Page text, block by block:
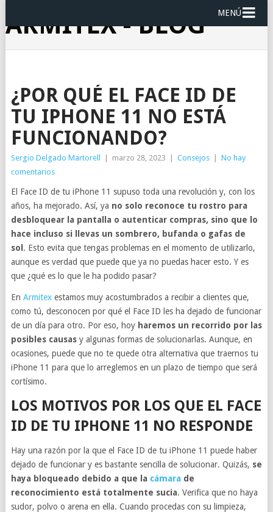
ARMITEX - BLOG MENÚ
¿POR QUÉ EL FACE ID DE
TU IPHONE 11 NO ESTÁ
FUNCIONANDO?
Sergio Delgado Martorell marzo 28, 2023 Consejos
No hay
comentarios
El Face ID de tu iPhone 11 supuso toda una revolución y, con los
años, ha mejorado. Así, ya no solo reconoce tu rostro para
desbloquear la pantalla o autenticar compras, sino que lo
hace incluso si llevas un sombrero, bufanda o gafas de
sol . Esto evita que tengas problemas en el momento de utilizarlo,
aunque es verdad que puede que ya no puedas hacer esto. Y es
que ¿qué es lo que le ha podido pasar?
En Armitexestamos muy acostumbrados a recibir a clientes que,
como tú, desconocen por qué el Face ID les ha dejado de funcionar
de un día para otro. Por eso, hoy haremos un recorrido por las
posibles causasy algunas formas de solucionarlas. Aunque, en
ocasiones, puede que no te quede otra alternativa que traernos tu
iPhone 11 para que lo arreglemos en un plazo de tiempo que será
cortísimo.
LOS MOTIVOS POR LOS QUE EL FACE
ID DE TU IPHONE 11 NO RESPONDE
Hay una razón por la que el Face ID de tu iPhone 11 puede haber
dejado de funcionar y es bastante sencilla de solucionar. Quizás, se
haya bloqueado debido a que la cámarade
reconocimiento está totalmente sucia. Verifica que no haya
sudor, polvo o arena en ella. Cuando procedas con su limpieza,